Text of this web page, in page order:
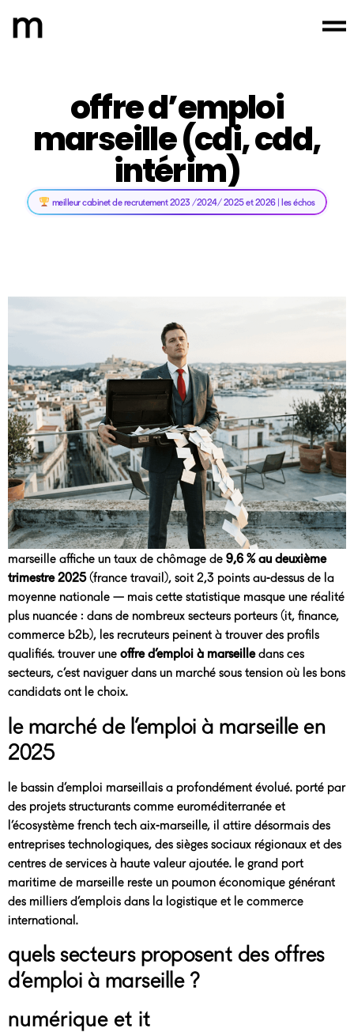
offre d’emploi
marseille (cdi, cdd,
intérim)
meilleur cabinet de recrutement 2023 /2024/ 2025 et 2026 | les échos
marseille affiche un taux de chômage de 9,6 % au deuxième
trimestre 2025(france travail), soit 2,3 points au-dessus de la
moyenne nationale — mais cette statistique masque une réalité
plus nuancée : dans de nombreux secteurs porteurs (it, finance,
commerce b2b), les recruteurs peinent à trouver des profils
qualifiés. trouver une offre d’emploi à marseilledans ces
secteurs, c’est naviguer dans un marché sous tension où les bons
candidats ont le choix.
le marché de l’emploi à marseille en
2025
le bassin d’emploi marseillais a profondément évolué. porté par
des projets structurants comme euroméditerranée et
l’écosystème french tech aix-marseille, il attire désormais des
entreprises technologiques, des sièges sociaux régionaux et des
centres de services à haute valeur ajoutée. le grand port
maritime de marseille reste un poumon économique générant
des milliers d’emplois dans la logistique et le commerce
international.
quels secteurs proposent des offres
d’emploi à marseille ?
numérique et it